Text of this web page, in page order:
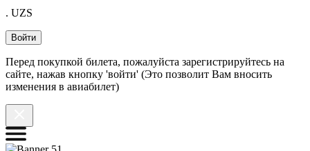
. UZS
Войти
Перед покупкой билета, пожалуйста зарегистрируйтесь на
сайте, нажав кнопку 'войти' (Это позволит Вам вносить
изменения в авиабилет)